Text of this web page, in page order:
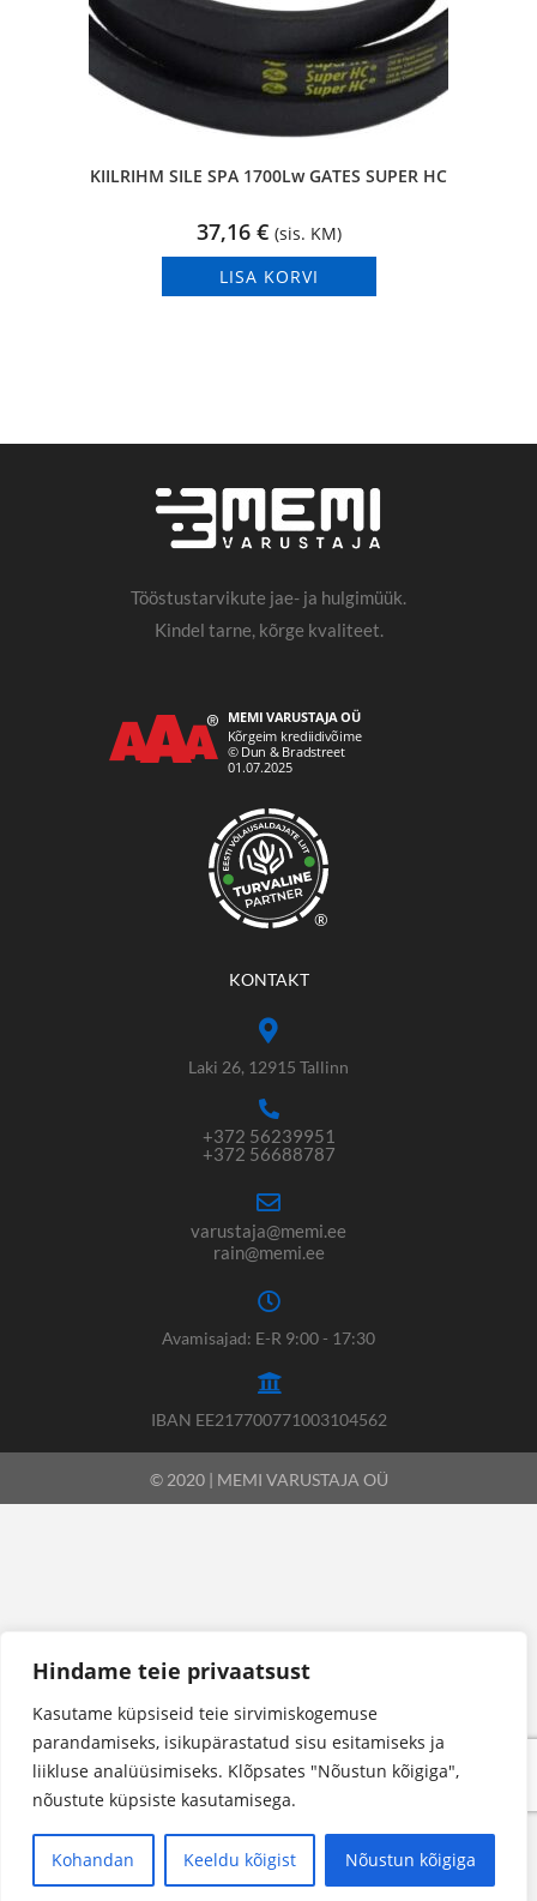
Hindame teie privaatsust
Kasutame küpsiseid teie sirvimiskogemuse
parandamiseks, isikupärastatud sisu esitamiseks ja
liikluse analüüsimiseks. Klõpsates "Nõustun kõigiga",
nõustute küpsiste kasutamisega.
Kohandan Keeldu kõigist Nõustun kõigiga
KIILRIHM SILE SPA 1700Lw GATES SUPER HC
37,16 € (sis. KM)
LISA KORVI
Tööstustarvikute jae- ja hulgimüük.
Kindel tarne, kõrge kvaliteet.
®
KONTAKT
Laki 26, 12915 Tallinn
+372 56239951
+372 56688787
varustaja@memi.ee
rain@memi.ee
Avamisajad: E-R 9:00 - 17:30
IBAN EE217700771003104562
© 2020 | MEMI VARUSTAJA OÜ